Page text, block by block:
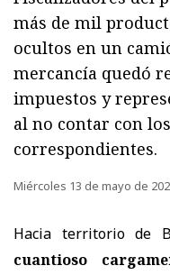
más de mil
ocultos en un
mercancía quedó
impuestos y
al no contar con
correspondientes.
Miércoles 13 de mayo de
Hacia territorio de
cuantioso